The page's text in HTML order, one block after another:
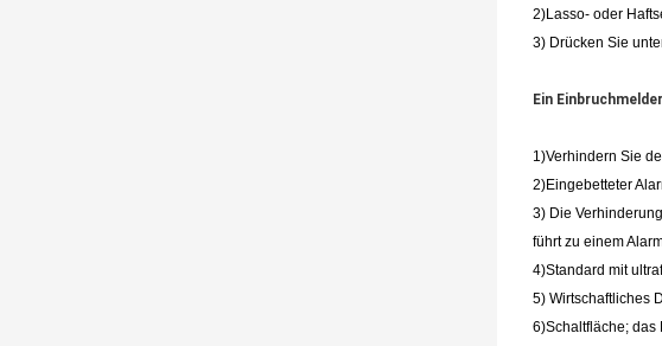
2)Lasso- oder
3) Drücken Sie
Ein
1)Verhindern Sie
2)Eingebetteter
3) Die
führt zu einem
4)Standard mit
5) Wirtschaftliches
6)Schaltfläche; das